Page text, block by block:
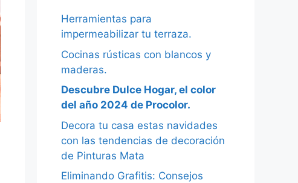
Herramientas para
impermeabilizar tu terraza.
Cocinas rústicas con blancos y
maderas.
Descubre Dulce Hogar, el color
del año 2024 de Procolor.
Decora tu casa estas navidades
con las tendencias de decoración
de Pinturas Mata
Eliminando Grafitis: Consejos